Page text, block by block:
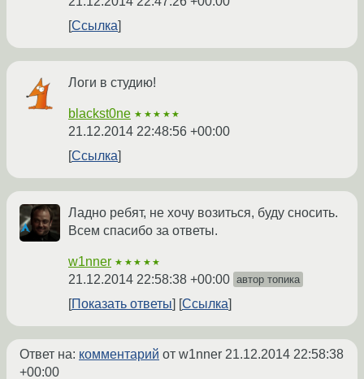
Ссылка
Логи в студию!
blackst0ne ★★★★★
21.12.2014 22:48:56 +00:00
Ссылка
Ладно ребят, не хочу возиться, буду сносить.
Всем спасибо за ответы.
w1nner ★★★★★
21.12.2014 22:58:38 +00:00 автор топика
Показать ответы Ссылка
Ответ на: комментарий от w1nner 21.12.2014 22:58:38
+00:00